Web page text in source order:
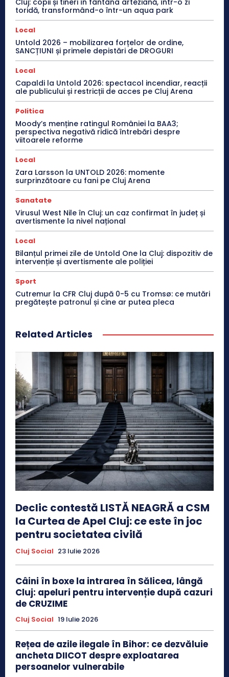
toridă, transformând-o într-un aqua park
Local
Untold 2026 – mobilizarea forțelor de ordine,
SANCȚIUNI și primele depistări de DROGURI
Local
Capaldi la Untold 2026: spectacol incendiar, reacții
ale publicului și restricții de acces pe Cluj Arena
Politica
Moody’s menține ratingul României la BAA3;
perspectiva negativă ridică întrebări despre
viitoarele reforme
Local
Zara Larsson la UNTOLD 2026: momente
surprinzătoare cu fani pe Cluj Arena
Sanatate
Virusul West Nile în Cluj: un caz confirmat în județ și
avertismente la nivel național
Local
Bilanțul primei zile de Untold One la Cluj: dispozitiv de
intervenție și avertismente ale poliției
Sport
Cutremur la CFR Cluj după 0-5 cu Tromsø: ce mutări
pregătește patronul și cine ar putea pleca
Related Articles
Declic contestă LISTĂ NEAGRĂ a CSM
la Curtea de Apel Cluj: ce este în joc
pentru societatea civilă
Cluj Social 23 Iulie 2026
Câini în boxe la intrarea în Sălicea, lângă
Cluj: apeluri pentru intervenție după cazuri
de CRUZIME
Cluj Social 19 Iulie 2026
Rețea de azile ilegale în Bihor: ce dezvăluie
ancheta DIICOT despre exploatarea
persoanelor vulnerabile